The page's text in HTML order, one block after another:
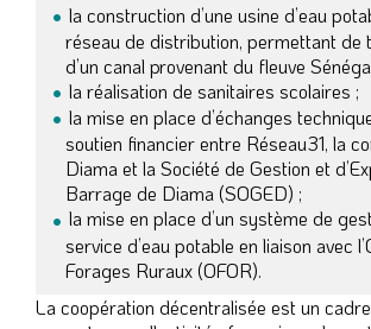
la construction d’une usine d’eau
réseau de distribution, permettant de
d’un canal provenant du fleuve
la réalisation de sanitaires scolaires ;
la mise en place d’échanges
soutien financier entre Réseau31, la
Diama et la Société de Gestion et
Barrage de Diama (SOGED) ;
la mise en place d’un système de
service d’eau potable en liaison avec
Forages Ruraux (OFOR).
La coopération décentralisée est un